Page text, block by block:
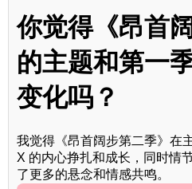
你觉得《昂首
的主题和第一
变化吗？
我觉得《昂首阔步第二季》在
X 的内心挣扎和成长，同时情
了更多的悬念和情感共鸣。